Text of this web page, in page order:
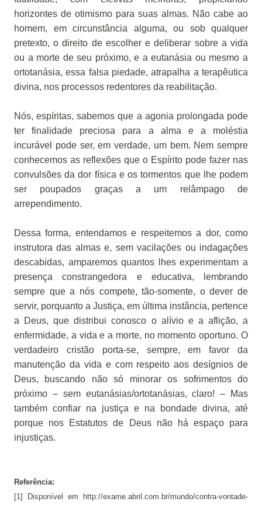
horizontes de otimismo para suas almas. Não cabe ao
homem, em circunstância alguma, ou sob qualquer
pretexto, o direito de escolher e deliberar sobre a vida
ou a morte de seu próximo, e a eutanásia ou mesmo a
ortotanásia, essa falsa piedade, atrapalha a terapêutica
divina, nos processos redentores da reabilitação.
Nós, espíritas, sabemos que a agonia prolongada pode
ter finalidade preciosa para a alma e a moléstia
incurável pode ser, em verdade, um bem. Nem sempre
conhecemos as reflexões que o Espírito pode fazer nas
convulsões da dor física e os tormentos que lhe podem
ser poupados graças a um relâmpago de
arrependimento.
Dessa forma, entendamos e respeitemos a dor, como
instrutora das almas e, sem vacilações ou indagações
descabidas, amparemos quantos lhes experimentam a
presença constrangedora e educativa, lembrando
sempre que a nós compete, tão-somente, o dever de
servir, porquanto a Justiça, em última instância, pertence
a Deus, que distribui conosco o alívio e a aflição, a
enfermidade, a vida e a morte, no momento oportuno. O
verdadeiro cristão porta-se, sempre, em favor da
manutenção da vida e com respeito aos desígnios de
Deus, buscando não só minorar os sofrimentos do
próximo – sem eutanásias/ortotanásias, claro! – Mas
também confiar na justiça e na bondade divina, até
porque nos Estatutos de Deus não há espaço para
injustiças.
Referência:
[1] Disponível em http://exame.abril.com.br/mundo/contra-vontade-